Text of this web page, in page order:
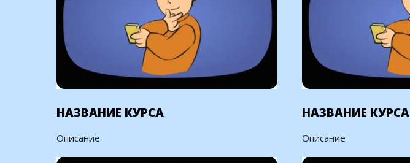
НАЗВАНИЕ КУРСА
Описание
НАЗВАНИЕ КУРСА
Описание